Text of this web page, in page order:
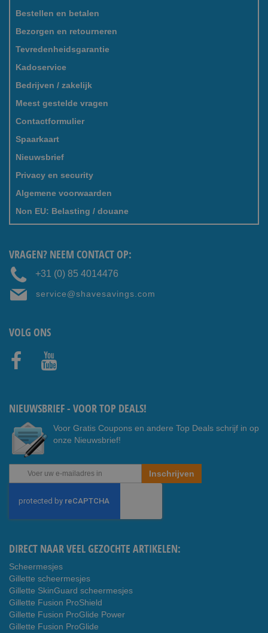
Bestellen en betalen
Bezorgen en retourneren
Tevredenheidsgarantie
Kadoservice
Bedrijven / zakelijk
Meest gestelde vragen
Contactformulier
Spaarkaart
Nieuwsbrief
Privacy en security
Algemene voorwaarden
Non EU: Belasting / douane
VRAGEN? NEEM CONTACT OP:
+31 (0) 85 4014476
service@shavesavings.com
VOLG ONS
NIEUWSBRIEF - VOOR TOP DEALS!
Voor Gratis Coupons en andere Top Deals schrijf in op
onze Nieuwsbrief!
Abonneer
u
onze
nieuwsbrief
Inschrijven
DIRECT NAAR VEEL GEZOCHTE ARTIKELEN:
Scheermesjes
Gillette scheermesjes
Gillette SkinGuard scheermesjes
Gillette Fusion ProShield
Gillette Fusion ProGlide Power
Gillette Fusion ProGlide